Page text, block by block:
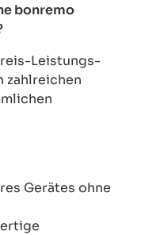
bonremo
Leistungs-
zahlreichen
Gerätes ohne